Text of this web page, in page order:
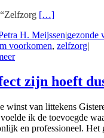
“Zelfzorg […]
H. Meijssen|gezonde
voorkomen, zelfzorg|
zijn hoeft
winst van littekens
ik de toevoegde
en professioneel. Het